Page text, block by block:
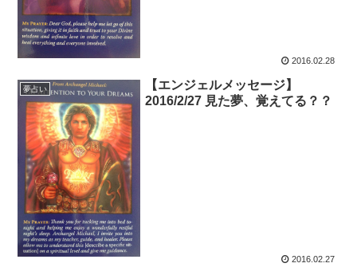
2016.02.28
夢占い
【エンジェルメッセージ】
2016/2/27 見た夢、覚えてる？？
2016.02.27